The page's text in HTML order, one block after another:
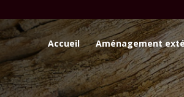
Accueil Aménagement